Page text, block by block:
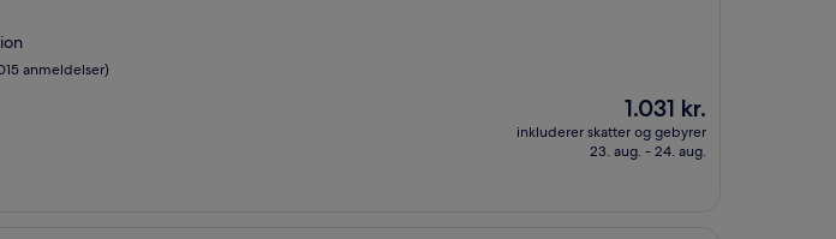
anmeldelser)
Prisen
er
1.031 kr.
1.031 kr.
inkluderer skatter og gebyrer
23. aug. - 24. aug.